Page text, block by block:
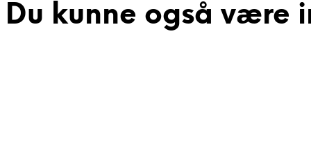
Du kunne også være